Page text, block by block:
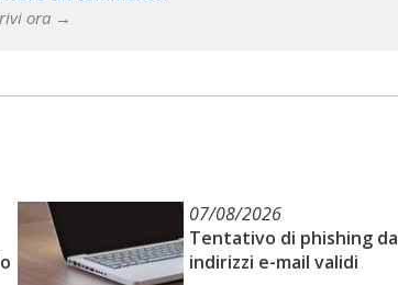
ora →
07/08/2026
Tentativo di phishing da
indirizzi e-mail validi